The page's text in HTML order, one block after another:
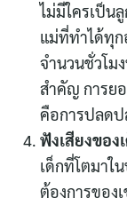
ไม่มีใครเป็น
แม่ที่ทำได้ทุก
จำนวนชั่วโม
สำคัญ การย
คือการปลดป
ฟังเสียงของ
เด็กที่โตมาใ
ต้องการของ